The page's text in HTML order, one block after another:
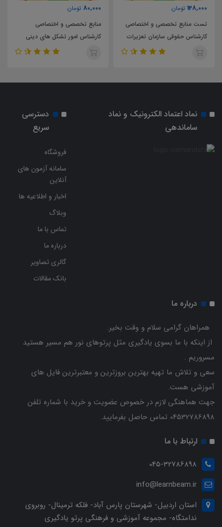
148,000 تومان
تست منابع تخصصی و اختصاصی
کارشناس حقوقی سازمان تعزیرات
حکومتی
80,000 تومان
منابع تخصصی و اختصاصی
کارشناس امور تشکل های دینی
سازمان تبلیغات اسلامی
نماد اعتماد الکترونیک و نماد
ساماندهی
دسترسی
سریع
فروشگاه
سامانه آزمون های
آنلاین
اخبار و اطلاعیه ها
وبلاگ
تماس با ما
درباره ما
گالری تصاویر
بانک مقالات
درباره ما
همراهان گرامی سلام و وقت بخیر.
از اینکه با ما بسوی یادگیری مثل پرتوهای نور هم مسیر هستید
مسروریم .
سعی و تلاش ما تهیه بهترین بروزترین و معتبرترین فایل های
آموزشی هست.
جهت هماهنگی لازم در خصوص عضویت و خرید با شماره تلفن
04532786898 تماس حاصل بفرمایید.
ارتباط با ما
045-32786898
info@learnbeam.ir
استان اردبیل- شهرستان پارس آباد- فلکه ترمینال- روبروی
ندامتگاه- مجموعه آموزشی و فرهنگی پرتو یادگیری